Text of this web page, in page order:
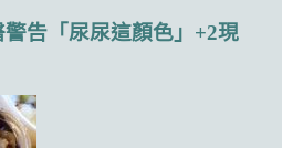
告「尿尿這顏色」+2現